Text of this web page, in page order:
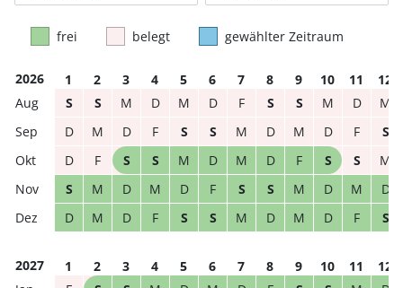
frei belegt gewählter Zeitraum
2026 1 2 3 4 5 6 7 8 9 10 11
12
S
S M D M D F S S M D
M
D
M D F S S M D M D F
S
D
F S S M D M D F S S
M
S
M D M D F S S M D M
D
D
M D F S S M D M D F S
2027 1 2 3 4 5 6 7 8 9 10 11
12